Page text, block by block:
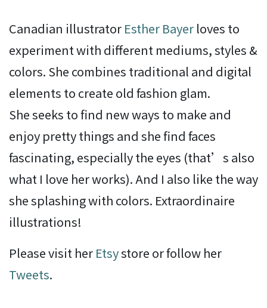
Canadian illustrator Esther Bayer loves to
experiment with different mediums, styles &
colors. She combines traditional and digital
elements to create old fashion glam.
She seeks to find new ways to make and
enjoy pretty things and she find faces
fascinating, especially the eyes (that’s also
what I love her works). And I also like the way
she splashing with colors. Extraordinaire
illustrations!
Please visit her Etsystore or follow her
Tweets.